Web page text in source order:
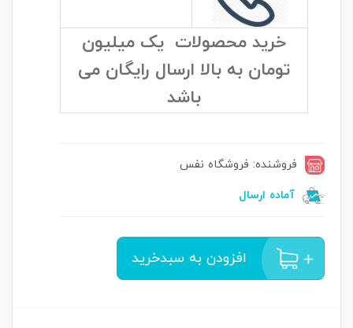
خرید محصولات یک میلیون
تومان به بالا ارسال رایگان می
باشد
فروشنده: فروشگاه نفس
آماده ارسال
افزودن به سبدخرید